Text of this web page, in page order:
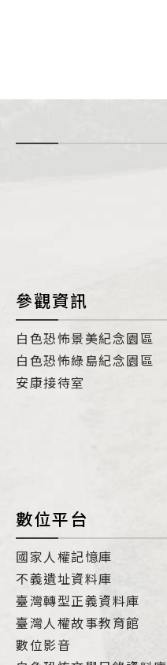
參觀資訊
白色恐怖景美紀念園區
白色恐怖綠島紀念園區
安康接待室
數位平台
國家人權記憶庫
不義遺址資料庫
臺灣轉型正義資料庫
臺灣人權故事教育館
數位影音